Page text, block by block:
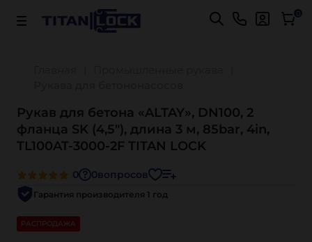
Важно! Для оплаты заказов Подробнее 0
Рукав для бетона «ALTAY», DN100, 2
фланца SK (4,5"), длина 3 м, 85bar, 4in,
TL100AT-3000-2F TITAN LOCK
0 0вопросов
Гарантия производителя 1 год
РАСПРОДАЖА